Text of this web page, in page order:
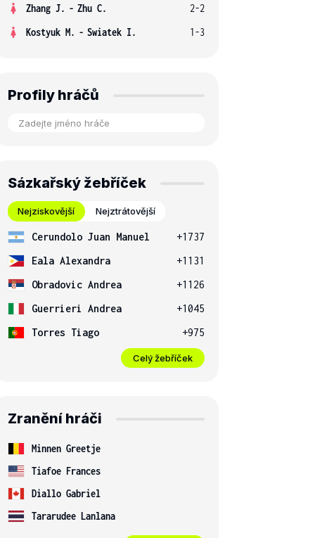
Zhang J. - Zhu C.
2-2
Kostyuk M. - Swiatek I. 1-3
Profily hráčů
Sázkařský žebříček
Nejziskovější Nejztrátovější
Cerundolo Juan Manuel
+1737
Eala Alexandra
+1131
Obradovic Andrea
+1126
Guerrieri Andrea
+1045
Torres Tiago
+975
Celý žebříček
Zranění hráči
Minnen Greetje
Tiafoe Frances
Diallo Gabriel
Tararudee Lanlana